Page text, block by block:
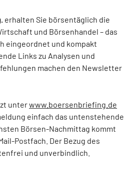
erhalten Sie börsentäglich die
und Börsenhandel – das
eingeordnet und kompakt
Links zu Analysen und
machen den Newsletter
unterwww.boersenbriefing.de
einfach das untenstehende
Börsen-Nachmittag kommt
Postfach. Der Bezug des
und unverbindlich.